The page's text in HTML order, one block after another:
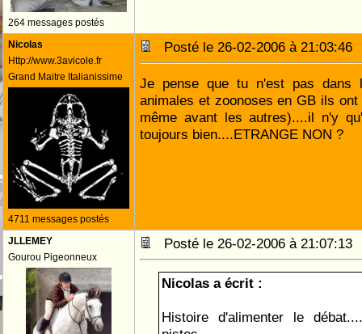
264 messages postés
Nicolas
Http://www.3avicole.fr
Grand Maitre Italianissime
4711 messages postés
Posté le 26-02-2006 à
Je pense que tu n'est pas dans
animales et zoonoses en GB ils
même avant les autres)....il n'y
toujours bien....ETRANGE NON ?
JLLEMEY
Gourou Pigeonneux
Posté le 26-02-2006 à
Nicolas a écrit :
Histoire d'alimenter le